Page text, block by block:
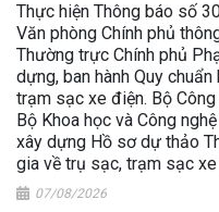
Thực hiện Thông báo số
Văn phòng Chính phủ
Thường trực Chính phủ
dựng, ban hành Quy
trạm sạc xe điện. Bộ
Bộ Khoa học và Công
xây dựng Hồ sơ dự thảo
gia về trụ sạc, trạm sạc xe
07/08/2026